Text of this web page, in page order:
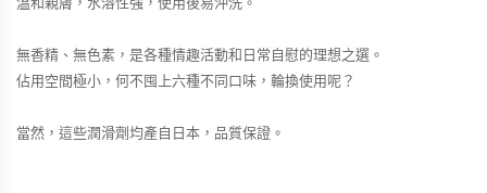
溫和親膚，水溶性強，使用後易沖洗。
無香精、無色素，是各種情趣活動和日常自慰的理想之選。
佔用空間極小，何不囤上六種不同口味，輪換使用呢？
當然，這些潤滑劑均產自日本，品質保證。